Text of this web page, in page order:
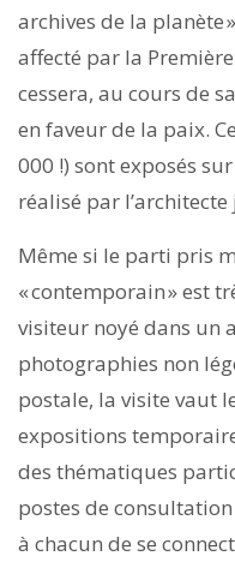
archives de la planète
affecté par la
cessera, au cours de
en faveur de la paix.
000 !) sont exposés
réalisé par
Même si le parti pris
« contemporain » est
visiteur noyé dans un
photographies non
postale, la visite vaut
expositions
des thématiques
postes de
à chacun de se